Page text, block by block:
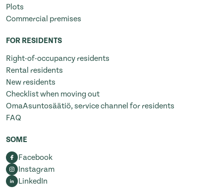
Plots
Commercial premises
FOR RESIDENTS
Right-of-occupancy residents
Rental residents
New residents
Checklist when moving out
OmaAsuntosäätiö, service channel for residents
FAQ
SOME
Facebook
Instagram
LinkedIn